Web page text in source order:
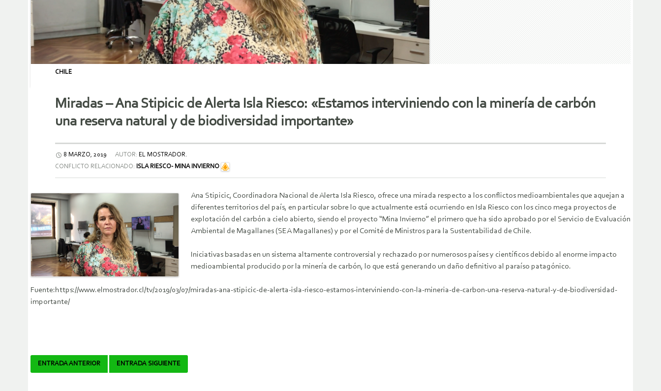
CHILE
Miradas – Ana Stipicic de Alerta Isla Riesco: «Estamos interviniendo con la minería de carbón
una reserva natural y de biodiversidad importante»
8 MARZO, 2019 AUTOR: EL MOSTRADOR.
CONFLICTO RELACIONADO: ISLA RIESCO- MINA INVIERNO
Ana Stipicic, Coordinadora Nacional de Alerta Isla Riesco, ofrece una mirada respecto a los conflictos medioambientales que aquejan a
diferentes territorios del país, en particular sobre lo que actualmente está ocurriendo en Isla Riesco con los cinco mega proyectos de
explotación del carbón a cielo abierto, siendo el proyecto “Mina Invierno” el primero que ha sido aprobado por el Servicio de Evaluación
Ambiental de Magallanes (SEA Magallanes) y por el Comité de Ministros para la Sustentabilidad de Chile.
Iniciativas basadas en un sistema altamente controversial y rechazado por numerosos países y científicos debido al enorme impacto
medioambiental producido por la minería de carbón, lo que está generando un daño definitivo al paraíso patagónico.
Fuente:https://www.elmostrador.cl/tv/2019/03/07/miradas-ana-stipicic-de-alerta-isla-riesco-estamos-interviniendo-con-la-mineria-de-carbon-una-reserva-natural-y-de-biodiversidad-
importante/
Navegador
ENTRADA ANTERIOR ENTRADA SIGUIENTE